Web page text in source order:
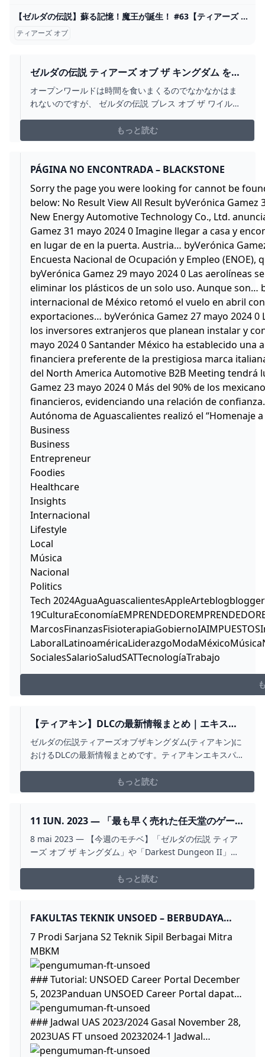
【ゼルダの伝説】蘇る記憶！魔王が誕生！ #63【ティアーズ オブ ザ キングダム】 - YouTube
ティアーズ オブ
ゼルダの伝説 ティアーズ オブ ザ キングダム を購
入 TATS SHIBATA 柴田竜典 シバタツ
オープンワールドは時間を食いまくるのでなかなかはま
れないのですが、 ゼルダの伝説 ブレス オブ ザ ワイルド
もっと読む
PÁGINA NO ENCONTRADA – BLACKSTONE
Sorry the page you were looking for cannot be
below: No Result View All Result byVerónica
New Energy Automotive Technology Co., Ltd.
Gamez 31 mayo 2024 0 Imagine llegar a casa y
en lugar de en la puerta. Austria… byVerónica
Encuesta Nacional de Ocupación y Empleo
byVerónica Gamez 29 mayo 2024 0 Las aerolíneas
eliminar los plásticos de un solo uso. Aunque son…
internacional de México retomó el vuelo en abril
exportaciones… byVerónica Gamez 27 mayo 2024
los inversores extranjeros que planean instalar y
mayo 2024 0 Santander México ha establecido
financiera preferente de la prestigiosa marca
del North America Automotive B2B Meeting tendrá
Gamez 23 mayo 2024 0 Más del 90% de los
financieros, evidenciando una relación de
Autónoma de Aguascalientes realizó el “Homenaje
Business
Business
Entrepreneur
Foodies
Healthcare
Insights
Internacional
Lifestyle
Local
Música
Nacional
Politics
Tech
SocialesSalarioSaludSATTecnologíaTrabajo
【ティアキン】DLCの最新情報まとめ｜エキスパ
ンションパス【ゼルダの伝説ティアーズオブザキ
ングダム】 - ゲームウィズ
ゼルダの伝説ティアーズオブザキングダム(ティアキン)に
おけるDLCの最新情報まとめです。ティアキンエキスパン
方は参考にして下さい。もっと読む
11 IUN. 2023 — 「最も早く売れた任天堂のゲー
ム」としてギネス世界記録に登録された
NINTENDO 2024
8 mai 2023 — 【今週のモチベ】「ゼルダの伝説 ティア
ーズ オブ ザ キングダム」や「Darkest Dungeon II」が
もっと読む
FAKULTAS TEKNIK UNSOED – BERBUDAYA
MUTU
7 Prodi Sarjana S2 Teknik Sipil Berbagai Mitra
MBKM
### Tutorial: UNSOED Career Portal December
5, 2023Panduan UNSOED Career Portal dapat…
### Jadwal UAS 2023/2024 Gasal November 28,
2023UAS FT unsoed 20232024-1 Jadwal…